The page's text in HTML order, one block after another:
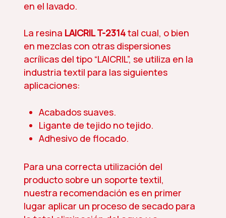
en el lavado.
La resina LAICRIL T-2314tal cual, o bien
en mezclas con otras dispersiones
acrílicas del tipo “LAICRIL”, se utiliza en la
industria textil para las siguientes
aplicaciones:
Acabados suaves.
Ligante de tejido no tejido.
Adhesivo de flocado.
Para una correcta utilización del
producto sobre un soporte textil,
nuestra recomendación es en primer
lugar aplicar un proceso de secado para